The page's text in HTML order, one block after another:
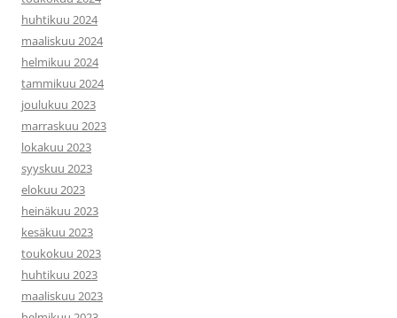
huhtikuu 2024
maaliskuu 2024
helmikuu 2024
tammikuu 2024
joulukuu 2023
marraskuu 2023
lokakuu 2023
syyskuu 2023
elokuu 2023
heinäkuu 2023
kesäkuu 2023
toukokuu 2023
huhtikuu 2023
maaliskuu 2023